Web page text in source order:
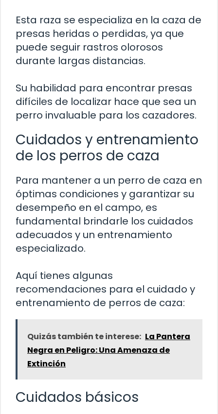
Esta raza se especializa en la caza de
presas heridas o perdidas, ya que
puede seguir rastros olorosos
durante largas distancias.
Su habilidad para encontrar presas
difíciles de localizar hace que sea un
perro invaluable para los cazadores.
Cuidados y entrenamiento
de los perros de caza
Para mantener a un perro de caza en
óptimas condiciones y garantizar su
desempeño en el campo, es
fundamental brindarle los cuidados
adecuados y un entrenamiento
especializado.
Aquí tienes algunas
recomendaciones para el cuidado y
entrenamiento de perros de caza:
Quizás también te interese: La Pantera
Negra en Peligro: Una Amenaza de
Extinción
Cuidados básicos